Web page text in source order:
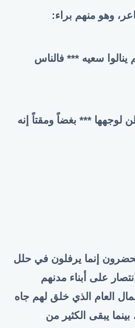
وهو منهم براء:
سعيه *** فالناس
لوجهها *** بغضاً ومقتاً إنه
إنما يرفلون في حلل
على أبناء مدنهم
العام الذي خلق لهم جاه
بينما يبقى الكثير من